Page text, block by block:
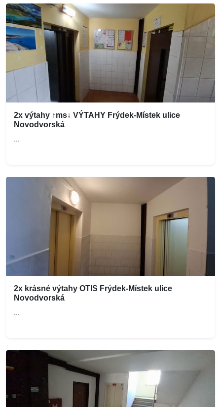
2x výtahy ↑ms↓ VÝTAHY Frýdek-Místek ulice
Novodvorská
...
2x krásné výtahy OTIS Frýdek-Místek ulice
Novodvorská
...